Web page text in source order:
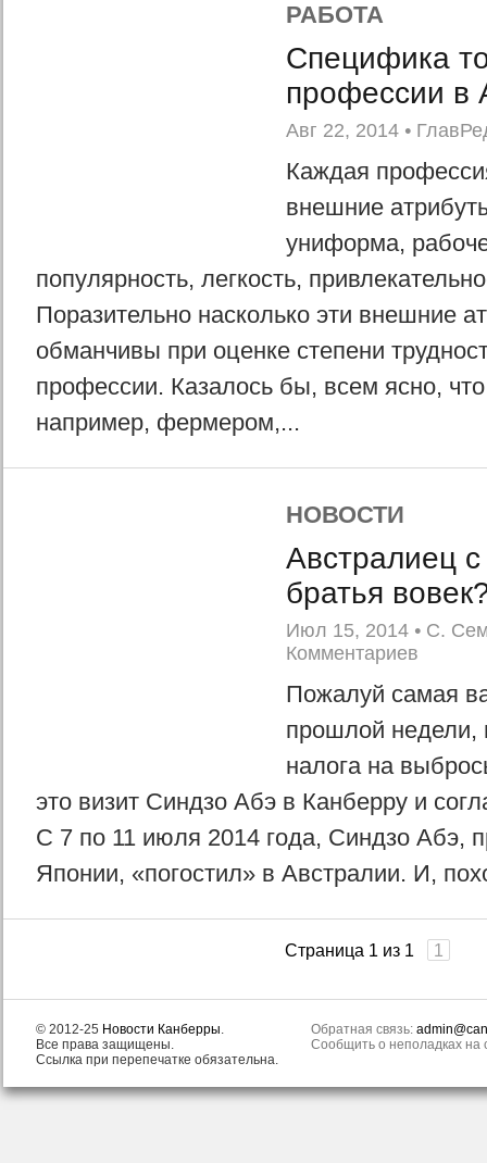
РАБОТА
Специфика
профессии в
Авг 22, 2014 •
Каждая
внешние
униформа,
популярность, легкость,
Поразительно насколько эти внешние
обманчивы при оценке степени
профессии. Казалось бы, всем ясно,
например, фермером,...
НОВОСТИ
Австралиец
братья
Июл 15, 2014 • С.
Комментариев
Пожалуй самая
прошлой недели,
налога на
это визит Синдзо Абэ в Канберру и
С 7 по 11 июля 2014 года, Синдзо Абэ,
Японии, «погостил» в Австралии. И,
Страница 1 из 1 1
© 2012-25 Новости Канберры.
Все права защищены.
Ссылка при перепечатке обязательна.
Обратная связь:
Сообщить о неполадках на